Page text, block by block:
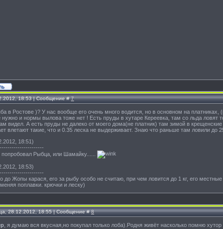
18:53 | Сообщение #7
в Ростове )? У нас вообще его очень много водится, но в основном на
нужно и нормы вылова тоже нет ! Есть пруды в хутаре Кереевка, там со льда ловят
видел. А есть пруды не далеко от моего дома(не платник) там зимой в
влетают такие, что и 0.35 леска не выдерживает. Знаю что раньше там ловили до
18:51)
Рыбца, или Шамайку......
18:53)
до Жопы карася, его за рыбу особо не считаю, при чем ловится до 1 кг, его
поплавки. крючки и леску)
28.12.2012, 18:55 | Сообщение #8
, я думаю вся вкусная,но покупал только лоба).Родня живёт насколько помню